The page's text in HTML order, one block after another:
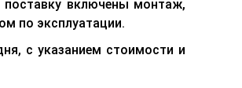
поставку включены монтаж,
по эксплуатации.
с указанием стоимости и